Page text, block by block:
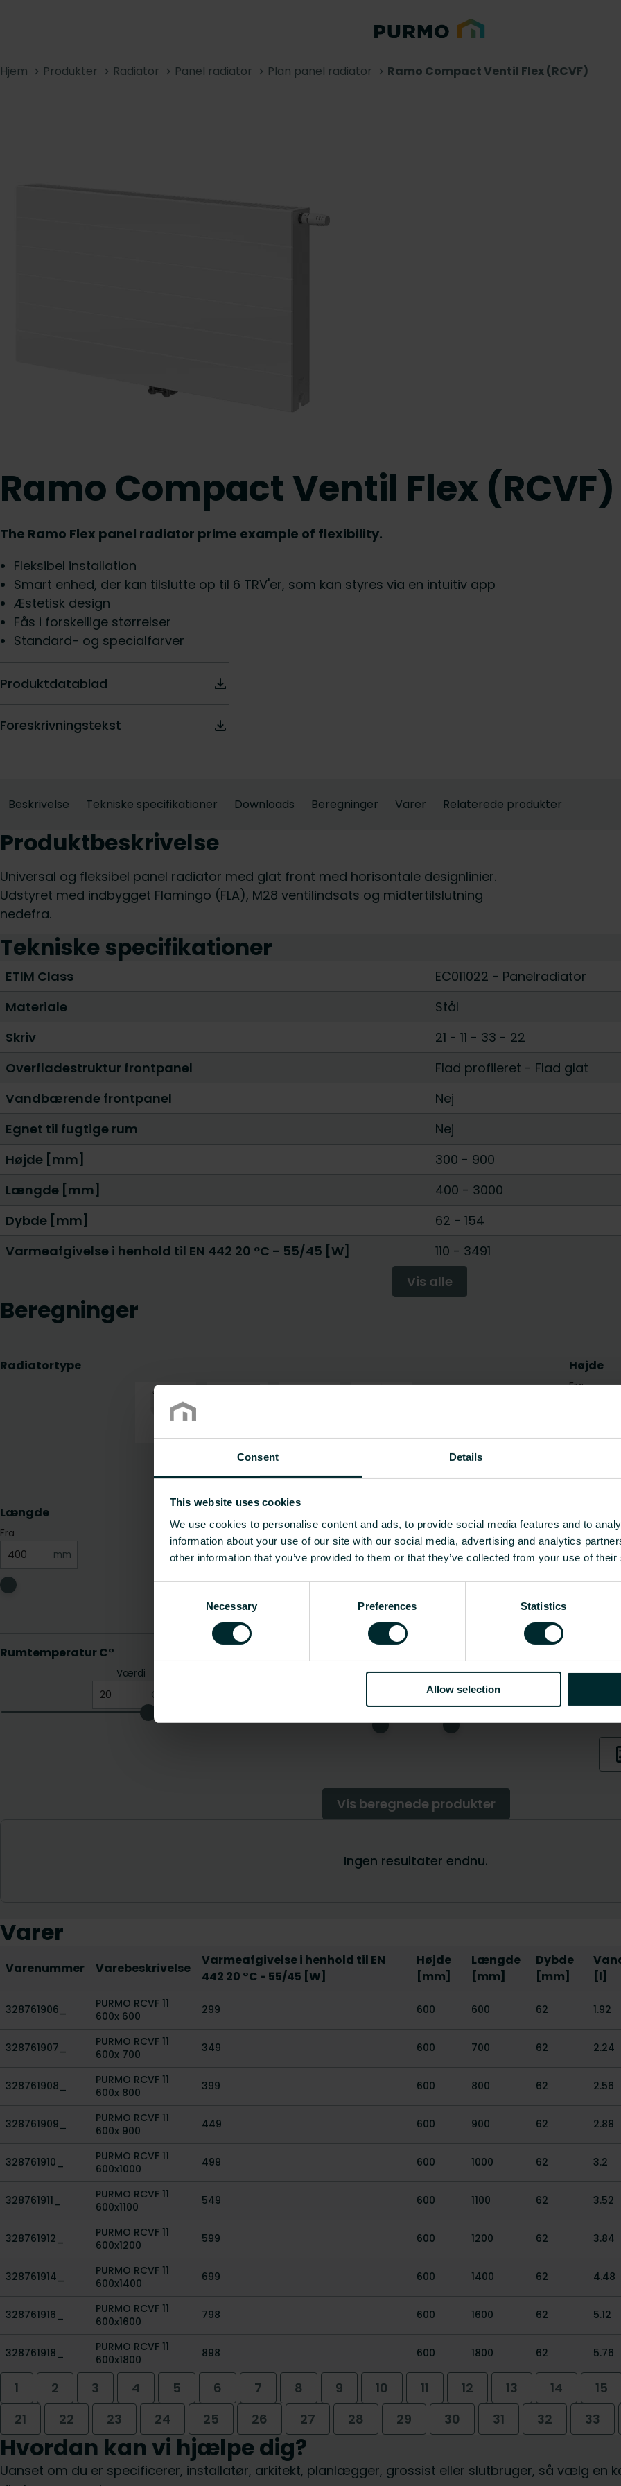
Consent Details
This website uses cookies
We use cookies to personalise content and ads, to provide social media features and to
information about your use of our site with our social media, advertising and analytics
other information that you’ve provided to them or that they’ve collected from your use of
Necessary Preferences Statistics
Allow selection
Hjem Produkter Radiator Panel radiator Plan panel radiator Ramo Compact Ventil Flex (RCVF)
Ramo Compact Ventil Flex (RCVF)
The Ramo Flex panel radiator prime example of flexibility.
Fleksibel installation
Smart enhed, der kan tilslutte op til 6 TRV'er, som kan styres via en intuitiv app
Æstetisk design
Fås i forskellige størrelser
Standard- og specialfarver
Produktdatablad
Foreskrivningstekst
Beskrivelse Tekniske specifikationer Downloads Beregninger Varer Relaterede produkter
Produktbeskrivelse
Universal og fleksibel panel radiator med glat front med horisontale designlinier.
Udstyret med indbygget Flamingo (FLA), M28 ventilindsats og midtertilslutning
nedefra.
Tekniske specifikationer
ETIM Class
EC011022 - Panelradiator
Materiale
Stål
Skriv
21 - 11 - 33 - 22
Overfladestruktur frontpanel
Flad profileret - Flad glat
Vandbærende frontpanel
Nej
Egnet til fugtige rum
Nej
Højde [mm]
300 - 900
Længde [mm]
400 - 3000
Dybde [mm]
62 - 154
Varmeafgivelse i henhold til EN 442 20 °C - 55/45 [W]
110 - 3491
Vis alle
Beregninger
Varer
Varenummer Varebeskrivelse
Varmeafgivelse i henhold til EN
442 20 °C - 55/45 [W]
Højde
[mm]
Længde
[mm]
Dybde
[mm]
[l]
328761906_
PURMO RCVF 11
600x 600
299 600 600 62 1.92
328761907_
PURMO RCVF 11
600x 700
349 600 700 62 2.24
328761908_
PURMO RCVF 11
600x 800
399 600 800 62 2.56
328761909_
PURMO RCVF 11
600x 900
449 600 900 62 2.88
328761910_
PURMO RCVF 11
600x1000
499 600 1000 62 3.2
328761911_
PURMO RCVF 11
600x1100
549 600 1100 62 3.52
328761912_
PURMO RCVF 11
600x1200
599 600 1200 62 3.84
328761914_
PURMO RCVF 11
600x1400
699 600 1400 62 4.48
328761916_
PURMO RCVF 11
600x1600
798 600 1600 62 5.12
328761918_
PURMO RCVF 11
600x1800
898 600 1800 62 5.76
1 2 3 4 5 6 7 8 9 10 11 12 13 14 15
21
22 23 24 25 26 27 28 29 30 31 32 33
Hvordan kan vi hjælpe dig?
Uanset om du er specificerer, installatør, arkitekt, planlægger, grossist eller slutbruger, så vælg en